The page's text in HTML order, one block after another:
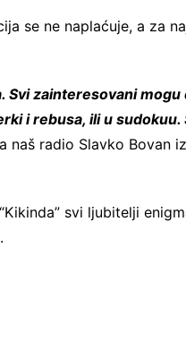
se ne naplaćuje, a za
zainteresovani mogu
i rebusa, ili u sudokuu.
naš radio Slavko Bovan
svi ljubitelji